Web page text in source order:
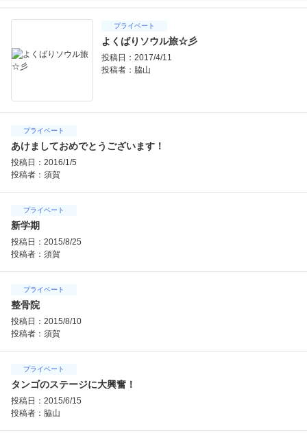
プライベート
よくばりソウル旅☆彡
投稿日：2017/4/11
投稿者： 脇山
プライベート
あけましておめでとうございます！
投稿日：2016/1/5
投稿者： 須賀
プライベート
新学期
投稿日：2015/8/25
投稿者： 須賀
プライベート
整骨院
投稿日：2015/8/10
投稿者： 須賀
プライベート
タンゴのステージに大興奮！
投稿日：2015/6/15
投稿者： 脇山